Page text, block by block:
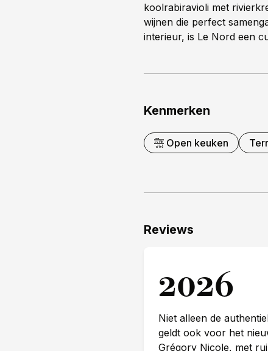
koolrabiravioli met
wijnen die perfect
interieur, is Le Nord een
Kenmerken
Open keuken
Reviews
2026
Niet alleen de
geldt ook voor het
Grégory Nicole, met